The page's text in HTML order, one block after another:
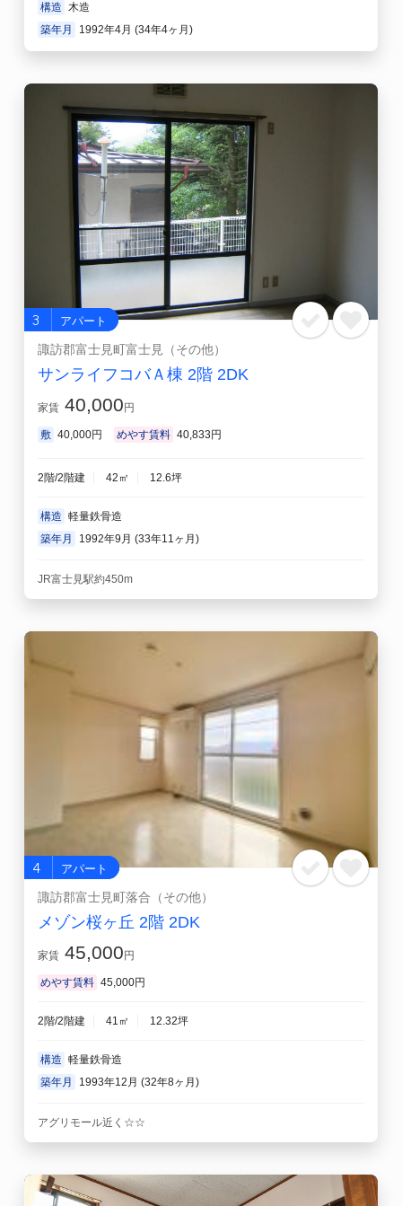
構造 木造
築年月
1992年4月 (34年4ヶ月)
3 アパート
諏訪郡富士見町富士見（その他）
サンライフコバＡ棟 2階 2DK
家賃 40,000 円
敷 40,000円 めやす賃料 40,833円
2階/2階建 42㎡ 12.6坪
構造 軽量鉄骨造
築年月
1992年9月 (33年11ヶ月)
JR富士見駅約450m
4 アパート
諏訪郡富士見町落合（その他）
メゾン桜ヶ丘 2階 2DK
家賃 45,000円
めやす賃料 45,000円
2階/2階建 41㎡ 12.32坪
構造 軽量鉄骨造
築年月
1993年12月 (32年8ヶ月)
アグリモール近く☆☆